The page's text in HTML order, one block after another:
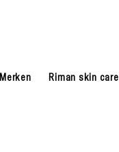
Merken Riman skin care